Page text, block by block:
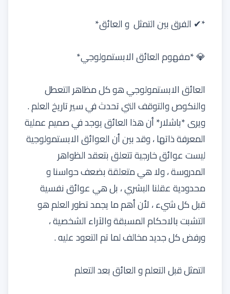
*✔ الفرق بين التمثل و العائق*
💎 *مفهوم العائق الابستمولوجي*
العائق الابستمولوجي هو كل مظاهر التعطل
والنكوص والتوقف التي تحدث في سير تاريخ العلم .
ويرى *باشلار* أن هذا العائق يوجد في صميم عملية
المعرفة ذاتها ، وقد بين أن العوائق الابستمولوجية
ليست عوائق خارجية تتعلق بتعقد الظواهر
المدروسة ، ولا هي متعلقة بضعف حواسنا و
محدودية عقلنا البشري ، بل هي عوائق نفسية
قبل كل شيء ، لأن أهم ما يجمد تطور العلم هو
التشبت بالاحكام المسبقة والآراء الشخصية ،
ورفض كل جديد مخالف لما تم التعود عليه .
التمثل قبل التعلم و العائق بعد التعلم